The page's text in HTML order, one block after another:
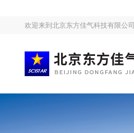
欢迎来到 北京东方佳气科技有限公司